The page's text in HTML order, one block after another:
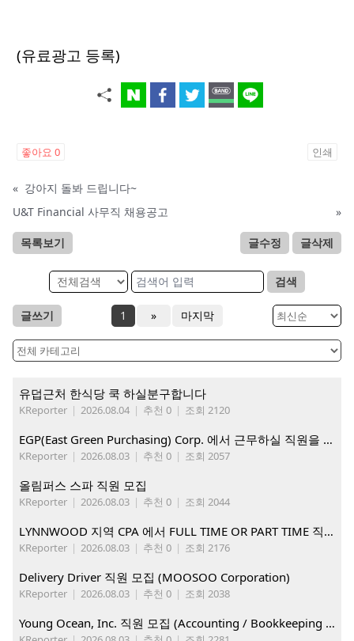
(유료광고 등록)
좋아요 0 인쇄
« 강아지 돌봐 드립니다~
U&T Financial 사무직 채용공고
»
목록보기 글수정 글삭제
검색
글쓰기 1 » 마지막
유덥근처 한식당 쿡 하실분구합니다
KReporter | 2026.08.04 | 추천 0 | 조회 2120
EGP(East Green Purchasing) Corp. 에서 근무하실 직원을 아래와 같이 모집합니다.
KReporter | 2026.08.03 | 추천 0 | 조회 2057
올림퍼스 스파 직원 모집
KReporter | 2026.08.03 | 추천 0 | 조회 2044
LYNNWOOD 지역 CPA 에서 FULL TIME OR PART TIME 직원을 찾습니다
KReporter | 2026.08.03 | 추천 0 | 조회 2176
Delivery Driver 직원 모집 (MOOSOO Corporation)
KReporter | 2026.08.03 | 추천 0 | 조회 2038
Young Ocean, Inc. 직원 모집 (Accounting / Bookkeeping 분야)